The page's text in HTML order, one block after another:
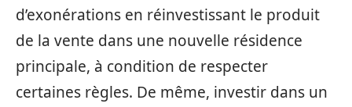
d’exonérations en réinvestissant le produit
de la vente dans une nouvelle résidence
principale, à condition de respecter
certaines règles. De même, investir dans un